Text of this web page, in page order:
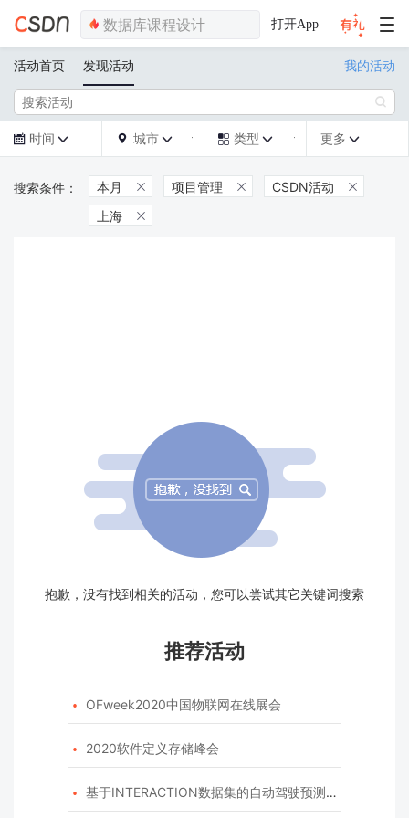
打开App
活动首页 发现活动 我的活动

 时间   城市   类型  更多 
本月  项目管理  CSDN活动 
上海 
抱歉，没有找到相关的活动，您可以尝试其它关键词搜索
推荐活动
 OFweek2020中国物联网在线展会
 2020软件定义存储峰会
 基于INTERACTION数据集的自动驾驶预测模型挑战赛